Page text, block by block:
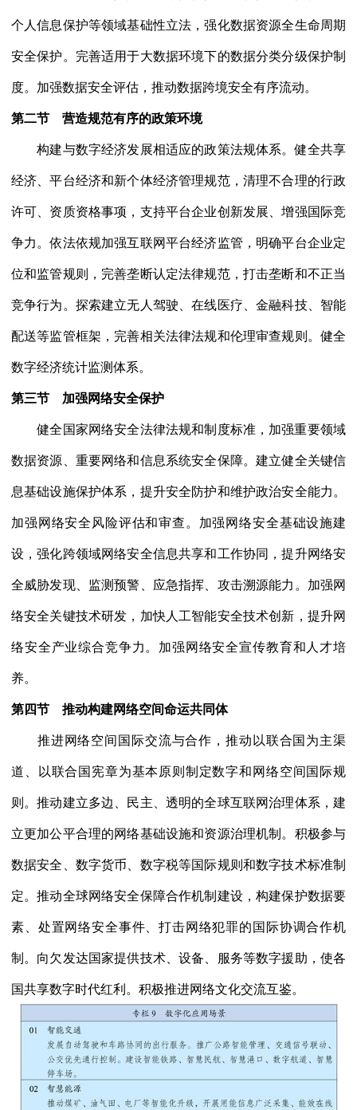
个人信息保护等领域基础性立法，强化数据资源全生命周期
安全保护。完善适用于大数据环境下的数据分类分级保护制
度。加强数据安全评估，推动数据跨境安全有序流动。
第二节 营造规范有序的政策环境
构建与数字经济发展相适应的政策法规体系。健全共享
经济、平台经济和新个体经济管理规范，清理不合理的行政
许可、资质资格事项，支持平台企业创新发展、增强国际竞
争力。依法依规加强互联网平台经济监管，明确平台企业定
位和监管规则，完善垄断认定法律规范，打击垄断和不正当
竞争行为。探索建立无人驾驶、在线医疗、金融科技、智能
配送等监管框架，完善相关法律法规和伦理审查规则。健全
数字经济统计监测体系。
第三节 加强网络安全保护
健全国家网络安全法律法规和制度标准，加强重要领域
数据资源、重要网络和信息系统安全保障。建立健全关键信
息基础设施保护体系，提升安全防护和维护政治安全能力。
加强网络安全风险评估和审查。加强网络安全基础设施建
设，强化跨领域网络安全信息共享和工作协同，提升网络安
全威胁发现、监测预警、应急指挥、攻击溯源能力。加强网
络安全关键技术研发，加快人工智能安全技术创新，提升网
络安全产业综合竞争力。加强网络安全宣传教育和人才培
养。
第四节 推动构建网络空间命运共同体
推进网络空间国际交流与合作，推动以联合国为主渠
道、以联合国宪章为基本原则制定数字和网络空间国际规
则。推动建立多边、民主、透明的全球互联网治理体系，建
立更加公平合理的网络基础设施和资源治理机制。积极参与
数据安全、数字货币、数字税等国际规则和数字技术标准制
定。推动全球网络安全保障合作机制建设，构建保护数据要
素、处置网络安全事件、打击网络犯罪的国际协调合作机
制。向欠发达国家提供技术、设备、服务等数字援助，使各
国共享数字时代红利。积极推进网络文化交流互鉴。